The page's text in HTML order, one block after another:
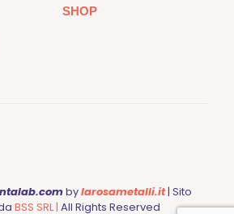
SHOP
bylarosametalli.it| Sito
BSS SRL | All Rights Reserved